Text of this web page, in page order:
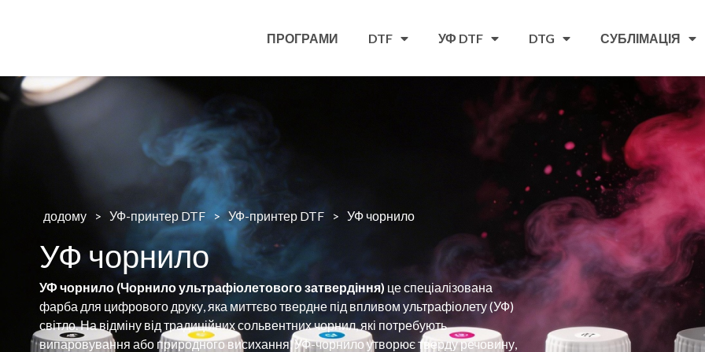
ПРОГРАМИ DTF УФ DTF DTG СУБЛІМАЦІЯ
додому > УФ-принтер DTF > УФ-принтер DTF > УФ чорнило
УФ чорнило
УФ чорнило (Чорнило ультрафіолетового затвердіння) це спеціалізована
фарба для цифрового друку, яка миттєво твердне під впливом ультрафіолету (УФ)
світло. На відміну від традиційних сольвентних чорнил, які потребують
випаровування або природного висихання, УФ-чорнило утворює тверду речовину,